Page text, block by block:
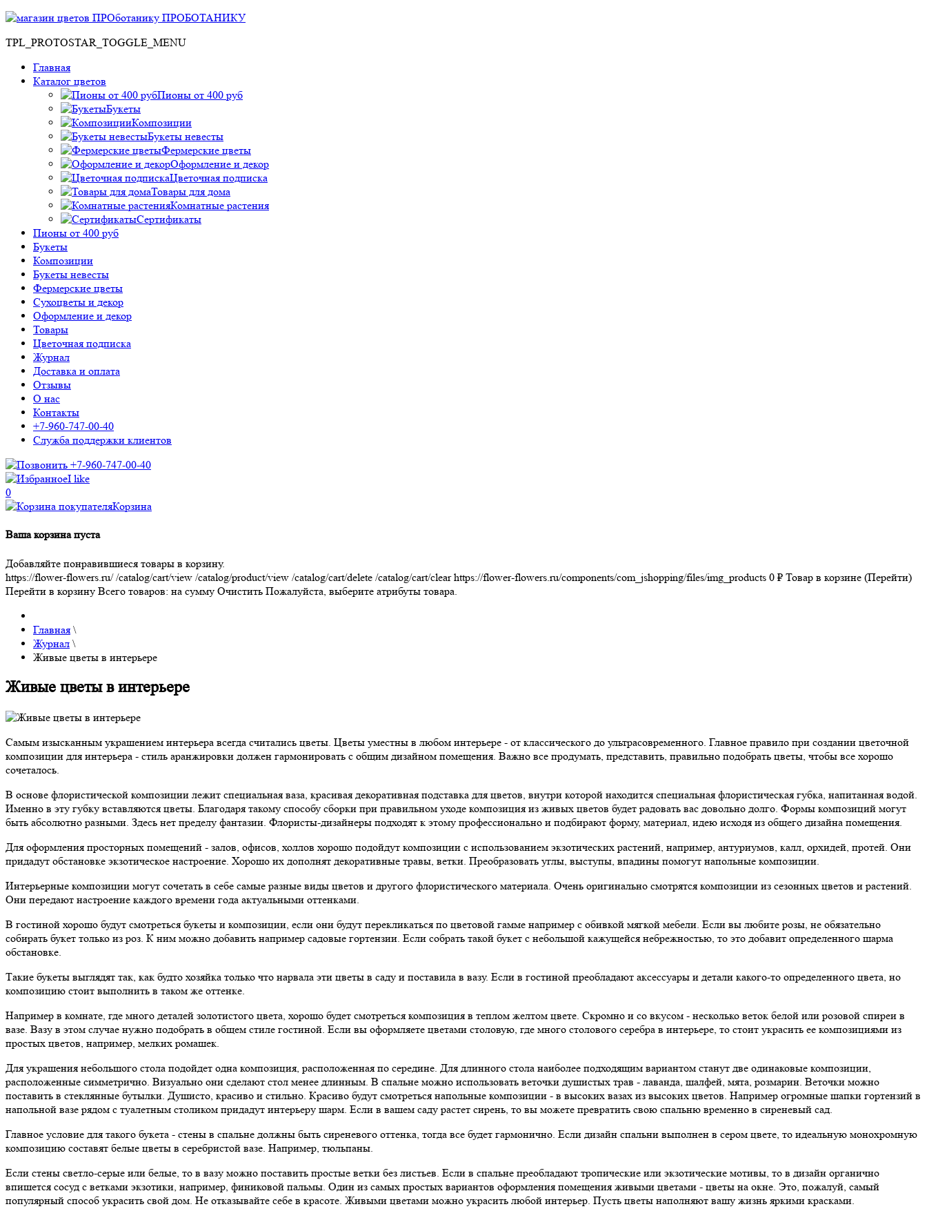
ПРОБОТАНИКУ
TPL_PROTOSTAR_TOGGLE_MENU
Главная
Каталог цветов
Пионы от 400 руб
Букеты
Композиции
Букеты невесты
Фермерские цветы
Оформление и декор
Цветочная подписка
Товары для дома
Комнатные растения
Сертификаты
Пионы от 400 руб
Букеты
Композиции
Букеты невесты
Фермерские цветы
Сухоцветы и декор
Оформление и декор
Товары
Цветочная подписка
Журнал
Доставка и оплата
Отзывы
О нас
Контакты
+7-960-747-00-40
Служба поддержки клиентов
+7-960-747-00-40
I like
0
Корзина
Ваша корзина пуста
Добавляйте понравившиеся товары в корзину.
https://flower-flowers.ru/ /catalog/cart/view /catalog/product/view /catalog/cart/delete /catalog/cart/clear https://flower-flowers.ru/components/com_jshopping/files/img_products 0 ₽ Товар в корзине (Перейти)
Перейти в корзину Всего товаров: на сумму Очистить Пожалуйста, выберите атрибуты товара.
Главная \
Журнал \
Живые цветы в интерьере
Живые цветы в интерьере
Самым изысканным украшением интерьера всегда считались цветы. Цветы уместны в любом интерьере - от классического до ультрасовременного. Главное правило при создании цветочной
композиции для интерьера - стиль аранжировки должен гармонировать с общим дизайном помещения. Важно все продумать, представить, правильно подобрать цветы, чтобы все хорошо
сочеталось.
В основе флористической композиции лежит специальная ваза, красивая декоративная подставка для цветов, внутри которой находится специальная флористическая губка, напитанная водой.
Именно в эту губку вставляются цветы. Благодаря такому способу сборки при правильном уходе композиция из живых цветов будет радовать вас довольно долго. Формы композиций могут
быть абсолютно разными. Здесь нет пределу фантазии. Флористы-дизайнеры подходят к этому профессионально и подбирают форму, материал, идею исходя из общего дизайна помещения.
Для оформления просторных помещений - залов, офисов, холлов хорошо подойдут композиции с использованием экзотических растений, например, антуриумов, калл, орхидей, протей. Они
придадут обстановке экзотическое настроение. Хорошо их дополнят декоративные травы, ветки. Преобразовать углы, выступы, впадины помогут напольные композиции.
Интерьерные композиции могут сочетать в себе самые разные виды цветов и другого флористического материала. Очень оригинально смотрятся композиции из сезонных цветов и растений.
Они передают настроение каждого времени года актуальными оттенками.
В гостиной хорошо будут смотреться букеты и композиции, если они будут перекликаться по цветовой гамме например с обивкой мягкой мебели. Если вы любите розы, не обязательно
собирать букет только из роз. К ним можно добавить например садовые гортензии. Если собрать такой букет с небольшой кажущейся небрежностью, то это добавит определенного шарма
обстановке.
Такие букеты выглядят так, как будто хозяйка только что нарвала эти цветы в саду и поставила в вазу. Если в гостиной преобладают аксессуары и детали какого-то определенного цвета, но
композицию стоит выполнить в таком же оттенке.
Например в комнате, где много деталей золотистого цвета, хорошо будет смотреться композиция в теплом желтом цвете. Скромно и со вкусом - несколько веток белой или розовой спиреи в
вазе. Вазу в этом случае нужно подобрать в общем стиле гостиной. Если вы оформляете цветами столовую, где много столового серебра в интерьере, то стоит украсить ее композициями из
простых цветов, например, мелких ромашек.
Для украшения небольшого стола подойдет одна композиция, расположенная по середине. Для длинного стола наиболее подходящим вариантом станут две одинаковые композиции,
расположенные симметрично. Визуально они сделают стол менее длинным. В спальне можно использовать веточки душистых трав - лаванда, шалфей, мята, розмарин. Веточки можно
поставить в стеклянные бутылки. Душисто, красиво и стильно. Красиво будут смотреться напольные композиции - в высоких вазах из высоких цветов. Например огромные шапки гортензий в
напольной вазе рядом с туалетным столиком придадут интерьеру шарм. Если в вашем саду растет сирень, то вы можете превратить свою спальню временно в сиреневый сад.
Главное условие для такого букета - стены в спальне должны быть сиреневого оттенка, тогда все будет гармонично. Если дизайн спальни выполнен в сером цвете, то идеальную монохромную
композицию составят белые цветы в серебристой вазе. Например, тюльпаны.
Если стены светло-серые или белые, то в вазу можно поставить простые ветки без листьев. Если в спальне преобладают тропические или экзотические мотивы, то в дизайн органично
впишется сосуд с ветками экзотики, например, финиковой пальмы. Один из самых простых вариантов оформления помещения живыми цветами - цветы на окне. Это, пожалуй, самый
популярный способ украсить свой дом. Не отказывайте себе в красоте. Живыми цветами можно украсить любой интерьер. Пусть цветы наполняют вашу жизнь яркими красками.